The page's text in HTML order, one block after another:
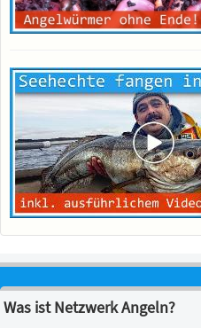
Was ist Netzwerk Angeln?